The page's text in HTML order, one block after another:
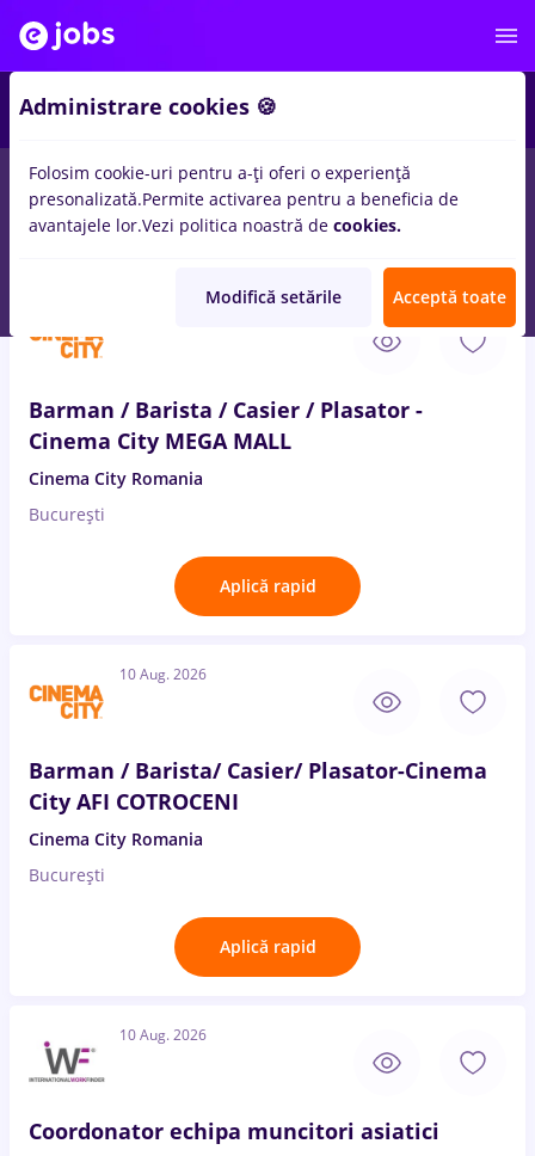
Salarii Remote (de acasă) București Cluj-
Barman / Barista / Casier / Plasator -
Cinema City MEGA MALL
Cinema City Romania
București
Aplică rapid
10 Aug. 2026
Barman / Barista/ Casier/ Plasator-Cinema
City AFI COTROCENI
Cinema City Romania
București
Aplică rapid
10 Aug. 2026
Coordonator echipa muncitori asiatici
Administrare cookies 🍪
Folosim cookie-uri pentru a-ți oferi o experiență
presonalizată.Permite activarea pentru a beneficia de
avantajele lor.Vezi politica noastră de cookies.
Modifică setările Acceptă toate